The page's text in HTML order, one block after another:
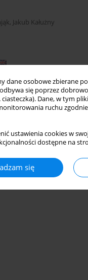
dane osobowe zbierane
się poprzez
Dane, w tym
ruchu
ustawienia cookies w
dostępne na
się
, Jakub Kałużny